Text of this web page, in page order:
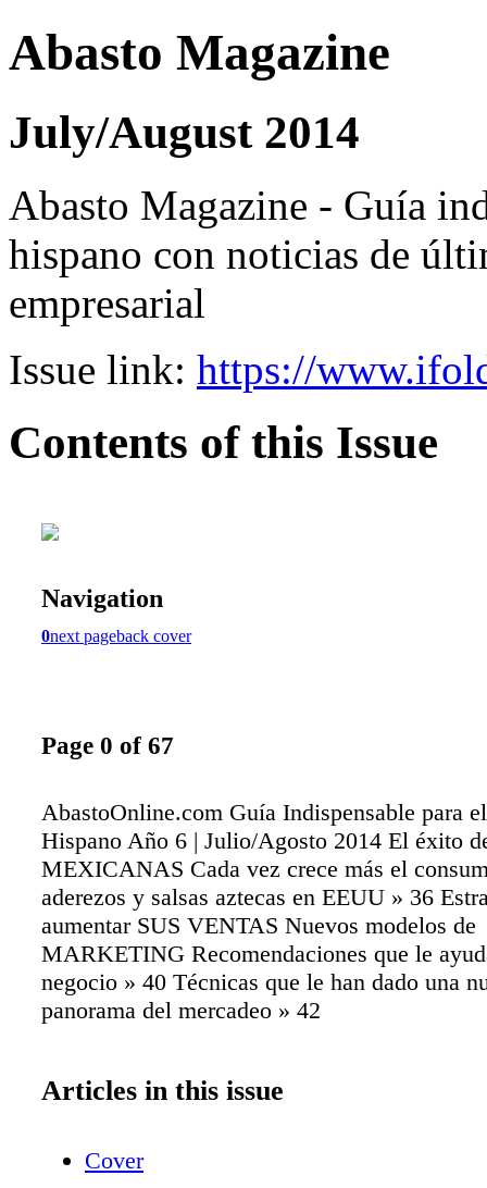
Abasto Magazine
July/August 2014
Abasto Magazine - Guía
hispano con noticias de
empresarial
Issue link: https://
Contents of this Issue
Navigation
0next pageback cover
Page 0 of 67
AbastoOnline.com Guía Indispensable para
Hispano Año 6 | Julio/Agosto 2014 El éxito
MEXICANAS Cada vez crece más el
aderezos y salsas aztecas en EEUU » 36
aumentar SUS VENTAS Nuevos modelos de
MARKETING Recomendaciones que le
negocio » 40 Técnicas que le han dado una
panorama del mercadeo » 42
Articles in this issue
Cover